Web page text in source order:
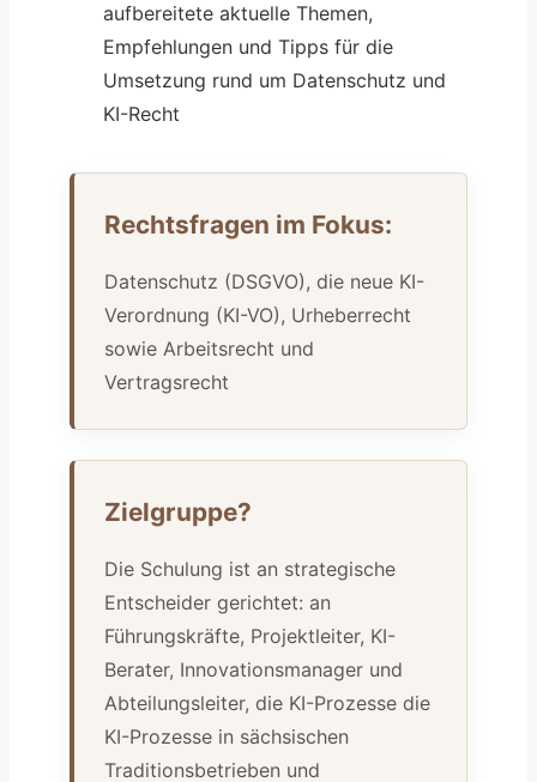
aufbereitete aktuelle Themen,
Empfehlungen und Tipps für die
Umsetzung rund um Datenschutz und
KI-Recht
Rechtsfragen im Fokus:
Datenschutz (DSGVO), die neue KI-
Verordnung (KI-VO), Urheberrecht
sowie Arbeitsrecht und
Vertragsrecht
Zielgruppe?
Die Schulung ist an strategische
Entscheider gerichtet: an
Führungskräfte, Projektleiter, KI-
Berater, Innovationsmanager und
Abteilungsleiter, die KI-Prozesse die
KI-Prozesse in sächsischen
Traditionsbetrieben und